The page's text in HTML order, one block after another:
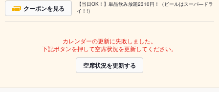
クーポンを見る
【当日OK！】単品飲み放題2310円！（ビールはスーパ―ドラ
イ！!）
カレンダーの更新に失敗しました。
下記ボタンを押して空席状況を更新してください。
空席状況を更新する